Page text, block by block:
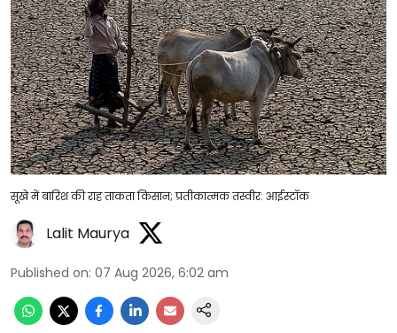
सूखे में बारिश की राह ताकता किसान; प्रतीकात्मक तस्वीर: आईस्टॉक
Lalit Maurya
Published on: 07 Aug 2026, 6:02 am